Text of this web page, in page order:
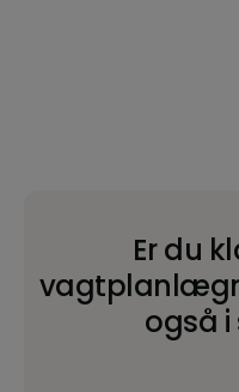
Er du
også i